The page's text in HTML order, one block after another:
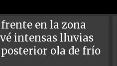
en la zona
intensas lluvias
ola de frío